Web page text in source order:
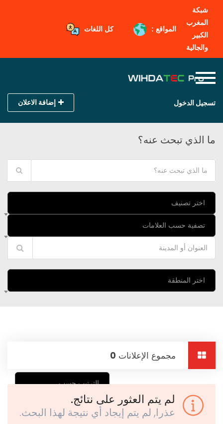
شبكة
المغرب
الكبير
والجالية
المواقع : كل اللغات
تسجيل الدخول إضافة الاعلان
ما الذي تبحث عنه؟
اختر تصنيف
تصفية حسب العلامات
اختر المنطقة
مجموع الإعلانات 0
الترتيب حسب
لم يتم العثور على نتائج.
عذرا, لم يتم إيجاد أي نتيجة لهذا البحث.